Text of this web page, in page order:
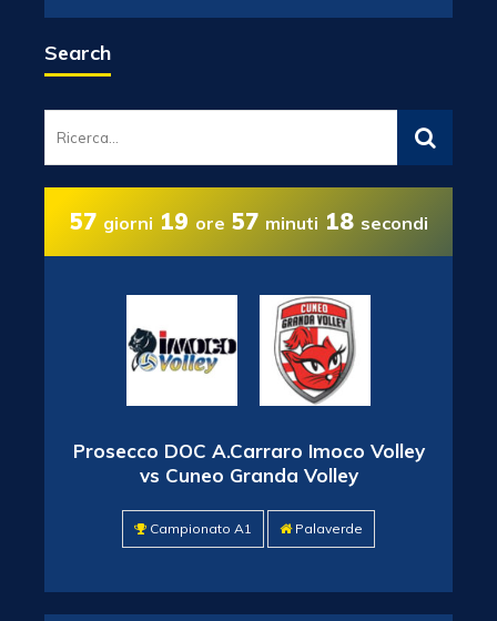
Search
57 giorni 19 ore 57 minuti 18 secondi
Prosecco DOC A.Carraro Imoco Volley
vs Cuneo Granda Volley
Campionato A1 Palaverde